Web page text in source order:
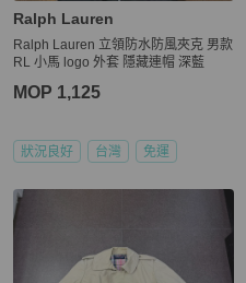
Ralph Lauren
Ralph Lauren 立領防水防風夾克 男款
RL 小馬 logo 外套 隱藏連帽 深藍
MOP 1,125
狀況良好 台灣 免運